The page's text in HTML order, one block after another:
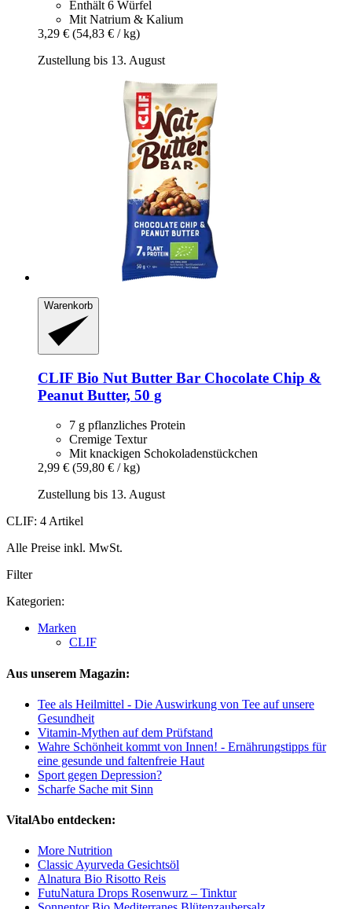
Enthält 6 Würfel
Mit Natrium & Kalium
3,29 € (54,83 € / kg)
Zustellung bis 13. August
Warenkorb
CLIF Bio Nut Butter Bar Chocolate Chip &
Peanut Butter, 50 g
7 g pflanzliches Protein
Cremige Textur
Mit knackigen Schokoladenstückchen
2,99 € (59,80 € / kg)
Zustellung bis 13. August
CLIF: 4 Artikel
Alle Preise inkl. MwSt.
Filter
Kategorien:
Marken
CLIF
Aus unserem Magazin:
Tee als Heilmittel - Die Auswirkung von Tee auf unsere
Gesundheit
Vitamin-Mythen auf dem Prüfstand
Wahre Schönheit kommt von Innen! - Ernährungstipps für
eine gesunde und faltenfreie Haut
Sport gegen Depression?
Scharfe Sache mit Sinn
VitalAbo entdecken:
More Nutrition
Classic Ayurveda Gesichtsöl
Alnatura Bio Risotto Reis
FutuNatura Drops Rosenwurz – Tinktur